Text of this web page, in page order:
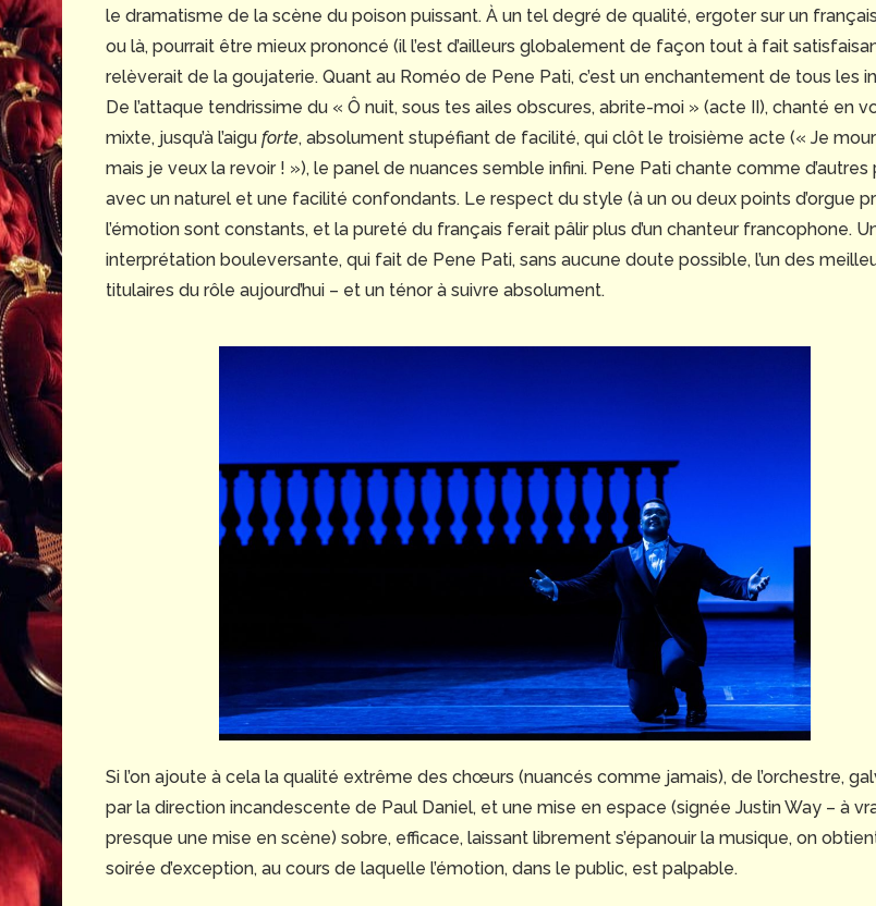
le dramatisme de la scène du poison puissant. À un tel degré de qualité, ergoter sur un
ou là, pourrait être mieux prononcé (il l’est d’ailleurs globalement de façon tout à fait
relèverait de la goujaterie. Quant au Roméo de Pene Pati, c’est un enchantement de tous les
De l’attaque tendrissime du « Ô nuit, sous tes ailes obscures, abrite-moi » (acte II), chanté en
mixte, jusqu’à l’aigu forte, absolument stupéfiant de facilité, qui clôt le troisième acte (« Je
mais je veux la revoir ! »), le panel de nuances semble infini. Pene Pati chante comme d’autres
avec un naturel et une facilité confondants. Le respect du style (à un ou deux points d’orgue
l’émotion sont constants, et la pureté du français ferait pâlir plus d’un chanteur francophone.
interprétation bouleversante, qui fait de Pene Pati, sans aucune doute possible, l’un des
titulaires du rôle aujourd’hui – et un ténor à suivre absolument.
Si l’on ajoute à cela la qualité extrême des chœurs (nuancés comme jamais), de l’orchestre,
par la direction incandescente de Paul Daniel, et une mise en espace (signée Justin Way – à
presque une mise en scène) sobre, efficace, laissant librement s’épanouir la musique, on
soirée d’exception, au cours de laquelle l’émotion, dans le public, est palpable.